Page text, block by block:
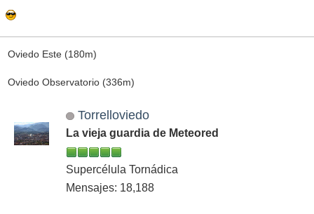
Oviedo Este (180m)
Oviedo Observatorio (336m)
Torrelloviedo
La vieja guardia de Meteored
Supercélula Tornádica
Mensajes: 18,188